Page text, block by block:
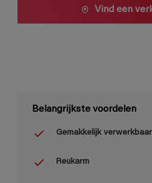
Vind een
Belangrijkste voordelen
Gemakkelijk verwerkbaar
Reukarm